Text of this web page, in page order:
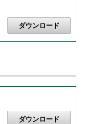
ダウンロード
ダウンロード